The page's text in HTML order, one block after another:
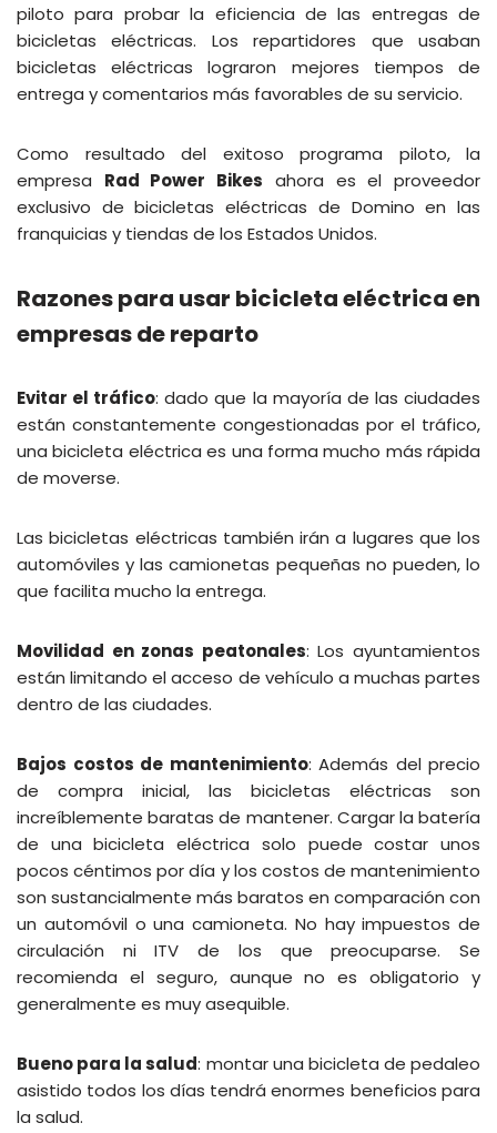
piloto para probar la eficiencia de las entregas de
bicicletas eléctricas. Los repartidores que usaban
bicicletas eléctricas lograron mejores tiempos de
entrega y comentarios más favorables de su servicio.
Como resultado del exitoso programa piloto, la
empresa Rad Power Bikes ahora es el proveedor
exclusivo de bicicletas eléctricas de Domino en las
franquicias y tiendas de los Estados Unidos.
Razones para usar bicicleta eléctrica en
empresas de reparto
Evitar el tráfico: dado que la mayoría de las ciudades
están constantemente congestionadas por el tráfico,
una bicicleta eléctrica es una forma mucho más rápida
de moverse.
Las bicicletas eléctricas también irán a lugares que los
automóviles y las camionetas pequeñas no pueden, lo
que facilita mucho la entrega.
Movilidad en zonas peatonales: Los ayuntamientos
están limitando el acceso de vehículo a muchas partes
dentro de las ciudades.
Bajos costos de mantenimiento: Además del precio
de compra inicial, las bicicletas eléctricas son
increíblemente baratas de mantener. Cargar la batería
de una bicicleta eléctrica solo puede costar unos
pocos céntimos por día y los costos de mantenimiento
son sustancialmente más baratos en comparación con
un automóvil o una camioneta. No hay impuestos de
circulación ni ITV de los que preocuparse. Se
recomienda el seguro, aunque no es obligatorio y
generalmente es muy asequible.
Bueno para la salud: montar una bicicleta de pedaleo
asistido todos los días tendrá enormes beneficios para
la salud.